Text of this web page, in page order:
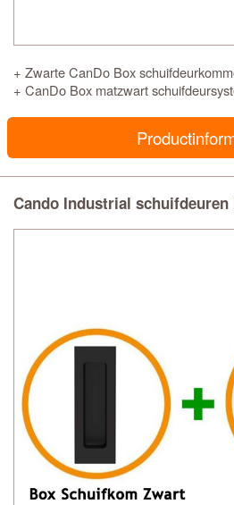
+ Zwarte CanDo Box
+ CanDo Box matzwart
Cando Industrial schuifdeuren